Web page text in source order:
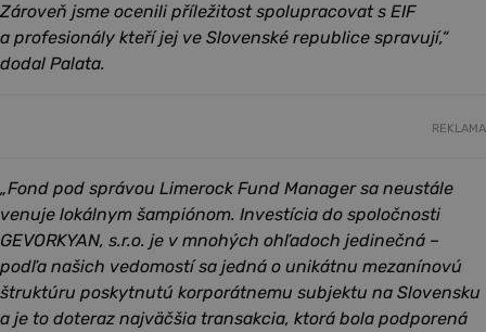
Zároveň jsme ocenili příležitost spolupracovat s EIF
a profesionály kteří jej ve Slovenské republice spravují,“
dodal Palata.
REKLAMA
„Fond pod správou Limerock Fund Manager sa neustále
venuje lokálnym šampiónom. Investícia do spoločnosti
GEVORKYAN, s.r.o. je v mnohých ohľadoch jedinečná –
podľa našich vedomostí sa jedná o unikátnu mezanínovú
štruktúru poskytnutú korporátnemu subjektu na Slovensku
a je to doteraz najväčšia transakcia, ktorá bola podporená